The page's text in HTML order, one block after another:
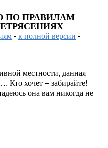
ПО ПРАВИЛАМ
-к полной версии -
местности, данная
Кто хочет – забирайте!
она вам никогда не